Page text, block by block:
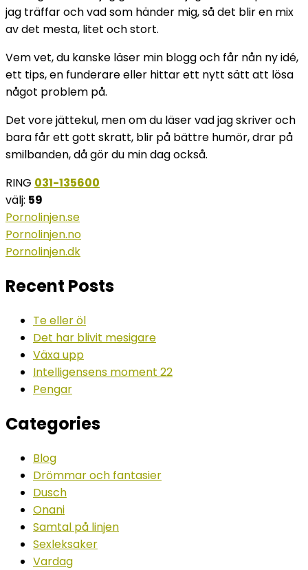
jag träffar och vad som händer mig, så det blir en mix
av det mesta, litet och stort.
Vem vet, du kanske läser min blogg och får nån ny idé,
ett tips, en funderare eller hittar ett nytt sätt att lösa
något problem på.
Det vore jättekul, men om du läser vad jag skriver och
bara får ett gott skratt, blir på bättre humör, drar på
smilbanden, då gör du min dag också.
RING 031-135600
välj: 59
Pornolinjen.se
Pornolinjen.no
Pornolinjen.dk
Recent Posts
Te eller öl
Det har blivit mesigare
Växa upp
Intelligensens moment 22
Pengar
Categories
Blog
Drömmar och fantasier
Dusch
Onani
Samtal på linjen
Sexleksaker
Vardag